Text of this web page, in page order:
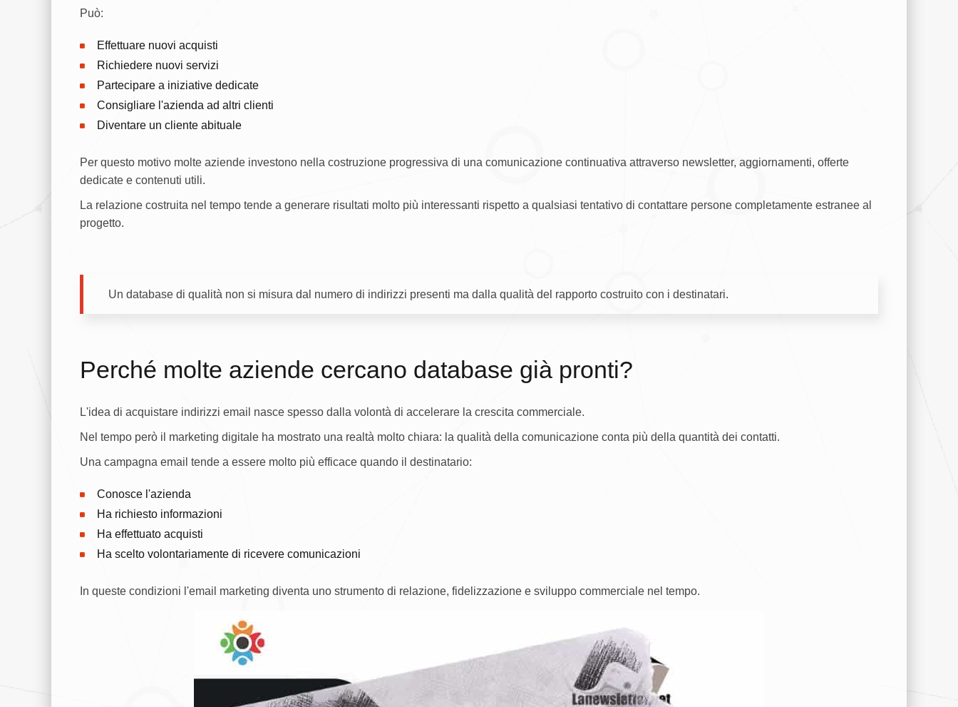
Può:
Effettuare nuovi acquisti
Richiedere nuovi servizi
Partecipare a iniziative dedicate
Consigliare l'azienda ad altri clienti
Diventare un cliente abituale
Per questo motivo molte aziende investono nella costruzione progressiva di una comunicazione continuativa attraverso newsletter, aggiornamenti, offerte
dedicate e contenuti utili.
La relazione costruita nel tempo tende a generare risultati molto più interessanti rispetto a qualsiasi tentativo di contattare persone completamente estranee al
progetto.
Un database di qualità non si misura dal numero di indirizzi presenti ma dalla qualità del rapporto costruito con i destinatari.
Perché molte aziende cercano database già pronti?
L'idea di acquistare indirizzi email nasce spesso dalla volontà di accelerare la crescita commerciale.
Nel tempo però il marketing digitale ha mostrato una realtà molto chiara: la qualità della comunicazione conta più della quantità dei contatti.
Una campagna email tende a essere molto più efficace quando il destinatario:
Conosce l'azienda
Ha richiesto informazioni
Ha effettuato acquisti
Ha scelto volontariamente di ricevere comunicazioni
In queste condizioni l'email marketing diventa uno strumento di relazione, fidelizzazione e sviluppo commerciale nel tempo.